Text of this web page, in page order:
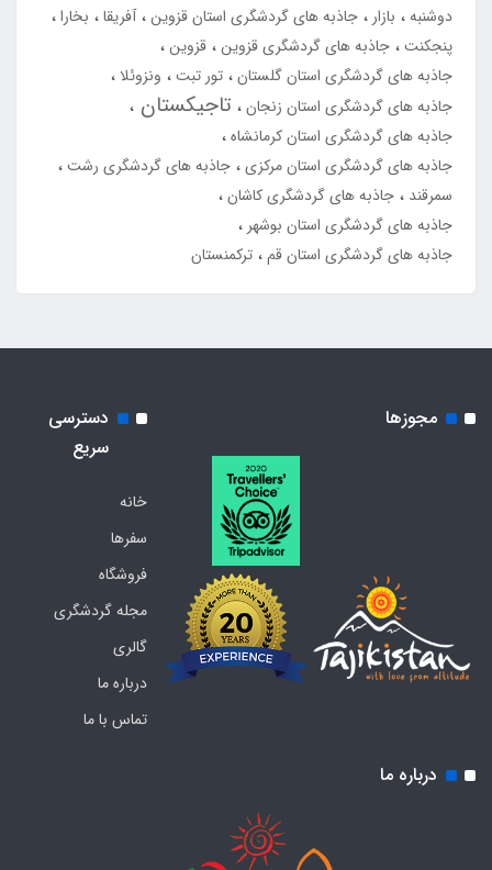
دوشنبه
بازار جاذبه های گردشگری استان قزوین آفریقا
بخارا
پنجکنت جاذبه های گردشگری قزوین قزوین
جاذبه های گردشگری استان گلستان تور تبت
ونزوئلا
جاذبه های گردشگری استان زنجان
تاجیکستان
جاذبه های گردشگری استان کرمانشاه
جاذبه های گردشگری استان مرکزی جاذبه های گردشگری رشت
سمرقند
جاذبه های گردشگری کاشان
جاذبه های گردشگری استان بوشهر
جاذبه های گردشگری استان قم ترکمنستان
مجوزها
دسترسی
سریع
خانه
سفرها
فروشگاه
مجله گردشگری
گالری
درباره ما
تماس با ما
درباره ما